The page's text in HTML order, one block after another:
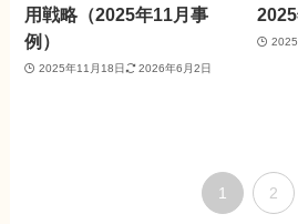
用戦略（2025年11月事
例）
2025年11月18日 2026年6月2日
1 2